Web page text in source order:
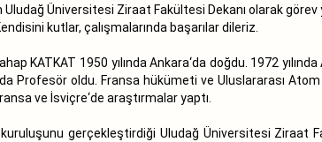
Uludağ Üniversitesi Ziraat Fakültesi Dekanı olarak
kutlar, çalışmalarında başarılar dileriz.
KATKAT 1950 yılında Ankara‘da doğdu. 1972
Profesör oldu. Fransa hükümeti ve Uluslararası
ve İsviçre‘de araştırmalar yaptı.
kuruluşunu gerçekleştirdiği Uludağ Üniversitesi Ziraat